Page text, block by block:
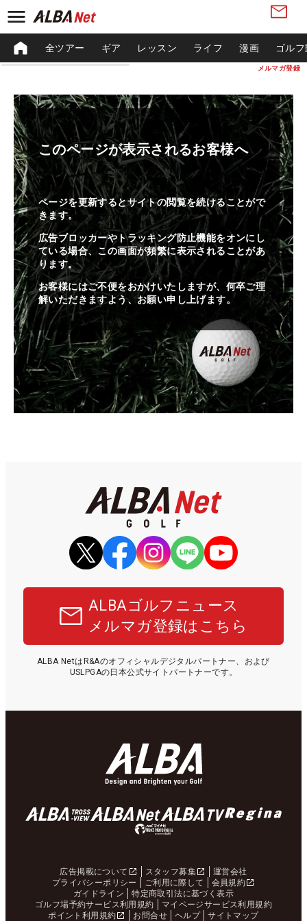
メルマガ登録
全ツアー ギア レッスン ライフ 漫画 ゴル
このページが表示されるお客様へ
ページを更新するとサイトの閲覧を続けることがで
きます。
広告ブロッカーやトラッキング防止機能をオンにし
ている場合、この画面が頻繁に表示されることがあ
ります。
お客様にはご不便をおかけいたしますが、何卒ご理
解いただきますよう、お願い申し上げます。
ALBAゴルフニュース
メルマガ登録はこちら
ALBA NetはR&Aのオフィシャルデジタルパートナー、および
USLPGAの日本公式サイトパートナーです。
広告掲載について スタッフ募集
運営会社
プライバシーポリシー
ご利用に際して
会員規約
ガイドライン
特定商取引法に基づく表示
ゴルフ場予約サービス利用規約
マイページサービス利用規約
ポイント利用規約
お問合せ ヘルプ サイトマップ